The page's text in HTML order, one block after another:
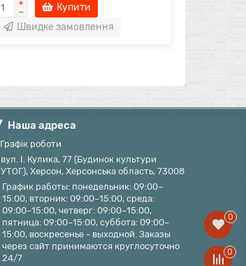
Купити
Швидке замовлення
Наша адреса
Графік роботи
вул. І. Кулика, 77 (Будинок культури
УТОГ), Херсон, Херсонська область, 73008
График работы: понедельник: 09:00–
15:00, вторник: 09:00–15:00, среда:
09:00–15:00, четверг: 09:00–15:00,
пятница: 09:00–15:00, суббота: 09:00–
15:00, воскресенье - выходной. Заказы
через сайт принимаются круглосуточно
24/7
0
0